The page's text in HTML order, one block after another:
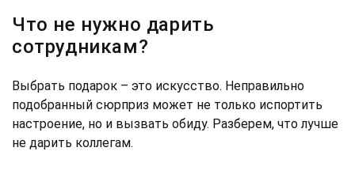
Что не нужно дарить
сотрудникам?
Выбрать подарок – это искусство. Неправильно
подобранный сюрприз может не только испортить
настроение, но и вызвать обиду. Разберем, что лучше
не дарить коллегам.